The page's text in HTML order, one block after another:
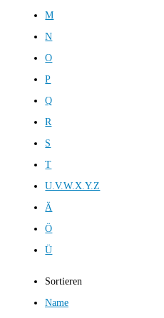
M
N
O
P
Q
R
S
T
U.V.W.X.Y.Z
Ä
Ö
Ü
Sortieren
Name